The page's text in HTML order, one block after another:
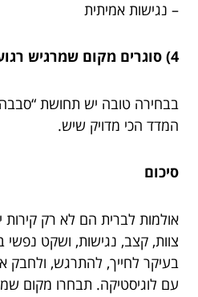
– נגישות אמיתית
4) סוגרים מקום שמרגיש רגוע
בבחירה טובה יש תחושת “סבבה,
המדד הכי מדויק שיש.
סיכום
אולמות לברית הם לא רק קירות
צוות, קצב, נגישות, ושקט נפשי
בעיקר לחייך, להתרגש, ולחבק
עם לוגיסטיקה. תבחרו מקום